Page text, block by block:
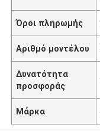
Όροι πληρωμής
Αριθμό μοντέλου
Δυνατότητα
προσφοράς
Μάρκα